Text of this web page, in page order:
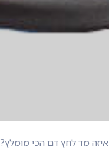
איזה מד לחץ דם הכי מומלץ?